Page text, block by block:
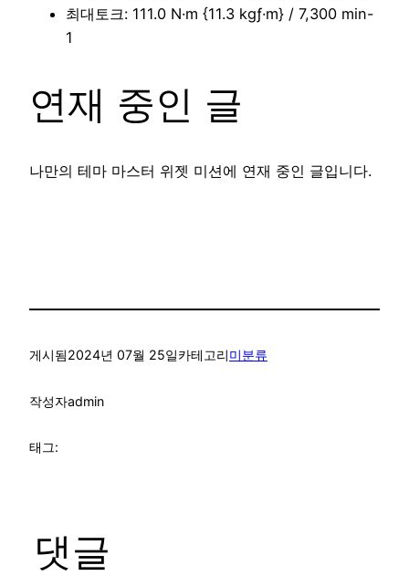
최대토크: 111.0 N·m {11.3 kgƒ·m} / 7,300 min-
1
연재 중인 글
나만의 테마 마스터 위젯 미션에 연재 중인 글입니다.
게시됨2024년 07월 25일카테고리미분류
작성자admin
태그:
댓글